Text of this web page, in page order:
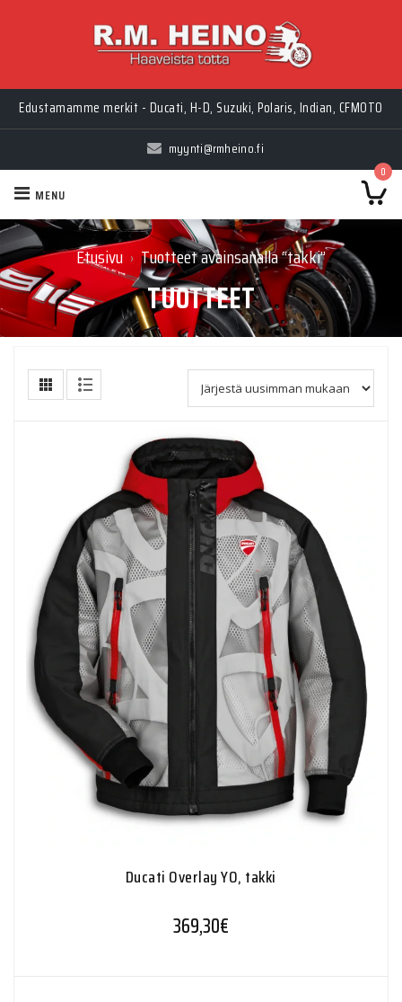
Myynti Ma-Pe 10-18, La 10-14, Huolto Ma-Pe 9-17
Edustamamme merkit - Ducati, H-D, Suzuki, Polaris, Indian, CFMOTO
myynti@rmheino.fi
0
MENU
Etusivu › Tuotteet avainsanalla “takki”
TUOTTEET
Ducati Overlay YO, takki
369,30€